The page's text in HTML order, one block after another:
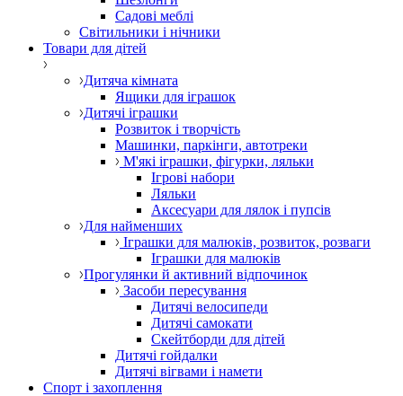
Садові меблі
Світильники і нічники
Товари для дітей
Дитяча кімната
Ящики для іграшок
Дитячі іграшки
Розвиток і творчість
Машинки, паркінги, автотреки
М'які іграшки, фігурки, ляльки
Ігрові набори
Ляльки
Аксесуари для лялок і пупсів
Для найменших
Іграшки для малюків, розвиток, розваги
Іграшки для малюків
Прогулянки й активний відпочинок
Засоби пересування
Дитячі велосипеди
Дитячі самокати
Скейтборди для дітей
Дитячі гойдалки
Дитячі вігвами і намети
Спорт і захоплення